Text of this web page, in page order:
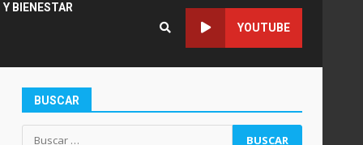
BIENESTAR
YOUTUBE
BUSCAR
Buscar: